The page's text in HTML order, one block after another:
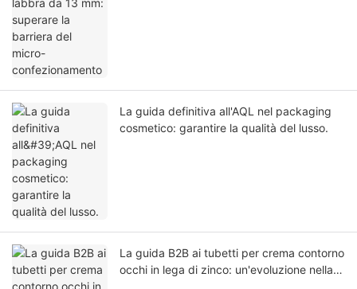
La guida definitiva all'AQL nel packaging
cosmetico: garantire la qualità del lusso.
La guida B2B ai tubetti per crema contorno
occhi in lega di zinco: un'evoluzione nella